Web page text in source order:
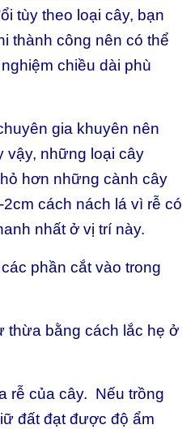
tùy theo loại cây, bạn
thành công nên có thể
chiều dài phù
gia khuyên nên
vậy, những loại cây
hơn những cành cây
cách nách lá vì rễ có
nhất ở vị trí này.
phần cắt vào trong
thừa bằng cách lắc hẹ ở
rễ của cây. Nếu trồng
đất đạt được độ ẩm